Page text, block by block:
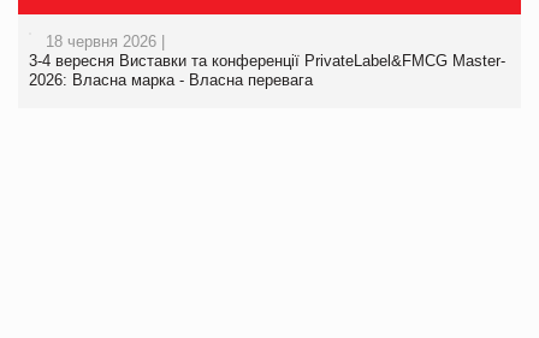
18 червня 2026 |
3-4 вересня Виставки та конференції PrivateLabel&FMCG Master-
2026: Власна марка - Власна перевага